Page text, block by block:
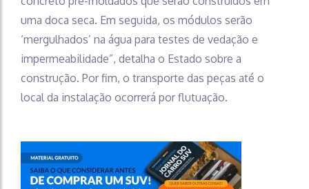
uma doca seca. Em seguida, os módulos serão
‘mergulhados’ na água para testes de vedação e
impermeabilidade”, detalha o Estado sobre a
construção. Por fim, o transporte das peças até o
local da instalação ocorrerá por flutuação.